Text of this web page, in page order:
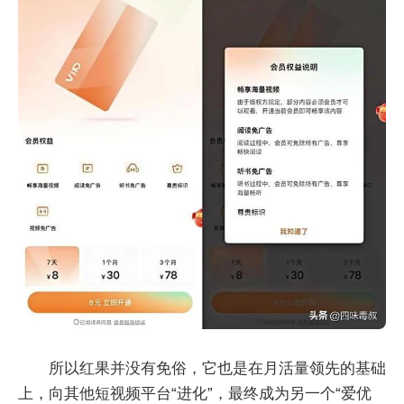
所以红果并没有免俗，它也是在月活量领先的基础
上，向其他短视频平台“进化”，最终成为另一个“爱优